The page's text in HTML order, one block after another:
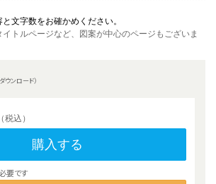
文字数をお確かめください。
イトルページなど、図案が中心のページもございま
ダウンロード）
（税込）
購入する
要です